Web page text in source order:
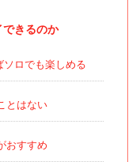
きるのか
ロでも楽しめる
とはない
おすすめ